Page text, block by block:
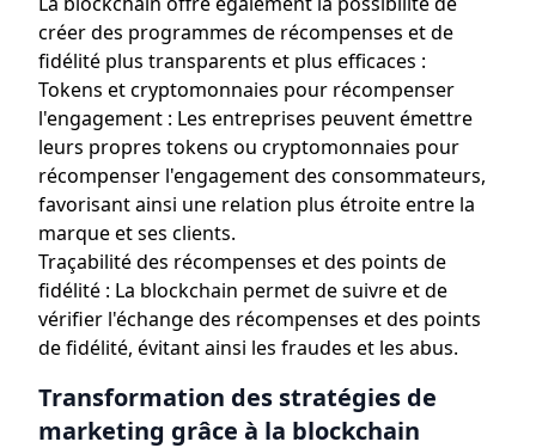
créer des programmes de récompenses et de
fidélité plus transparents et plus efficaces :
Tokens et cryptomonnaies pour récompenser
l'engagement : Les entreprises peuvent émettre
leurs propres tokens ou cryptomonnaies pour
récompenser l'engagement des consommateurs,
favorisant ainsi une relation plus étroite entre la
marque et ses clients.
Traçabilité des récompenses et des points de
fidélité : La blockchain permet de suivre et de
vérifier l'échange des récompenses et des points
de fidélité, évitant ainsi les fraudes et les abus.
Transformation des stratégies de
marketing grâce à la blockchain